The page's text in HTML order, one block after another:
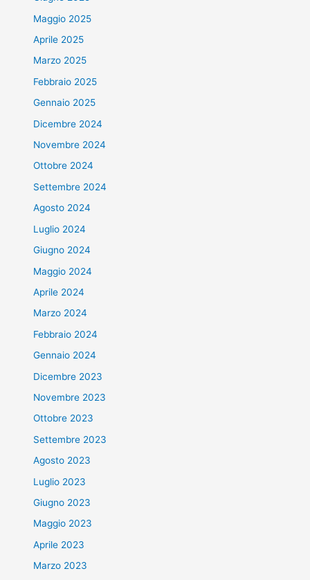
Maggio 2025
Aprile 2025
Marzo 2025
Febbraio 2025
Gennaio 2025
Dicembre 2024
Novembre 2024
Ottobre 2024
Settembre 2024
Agosto 2024
Luglio 2024
Giugno 2024
Maggio 2024
Aprile 2024
Marzo 2024
Febbraio 2024
Gennaio 2024
Dicembre 2023
Novembre 2023
Ottobre 2023
Settembre 2023
Agosto 2023
Luglio 2023
Giugno 2023
Maggio 2023
Aprile 2023
Marzo 2023